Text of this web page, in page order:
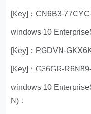
[Key]：CN6B3-
windows 10
[Key]：PGDVN-
[Key]：G36GR-
windows 10
N)：